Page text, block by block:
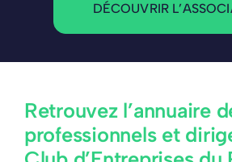
DÉCOUVRIR
Retrouvez l’annuaire
professionnels et